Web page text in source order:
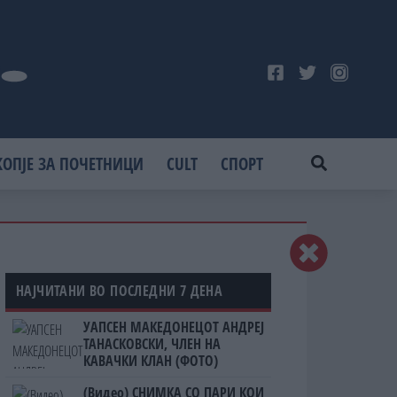
ЗА ПОЧЕТНИЦИ CULT СПОРТ
НАЈЧИТАНИ ВО ПОСЛЕДНИ 7 ДЕНА
УАПСЕН МАКЕДОНЕЦОТ АНДРЕЈ
ТАНАСКОВСКИ, ЧЛЕН НА
КАВАЧКИ КЛАН (ФОТО)
(Видео) СНИМКА СО ПАРИ КОИ